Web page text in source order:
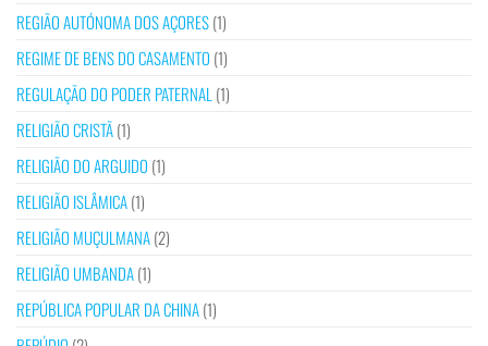
REGIÃO AUTÓNOMA DOS AÇORES(1)
REGIME DE BENS DO CASAMENTO (1)
REGULAÇÃO DO PODER PATERNAL (1)
RELIGIÃO CRISTÃ(1)
RELIGIÃO DO ARGUIDO (1)
RELIGIÃO ISLÂMICA(1)
RELIGIÃO MUÇULMANA(2)
RELIGIÃO UMBANDA(1)
REPÚBLICA POPULAR DA CHINA(1)